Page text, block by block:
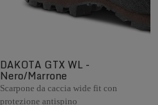
DAKOTA GTX WL -
Nero/Marrone
Scarpone da caccia wide fit con
protezione antispino